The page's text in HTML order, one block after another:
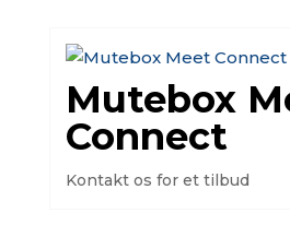
Mutebox
Connect
Kontakt os for et tilbud